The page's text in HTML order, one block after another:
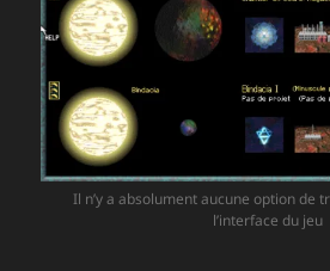
Il n’y a absolument aucune option de
l’interface du jeu